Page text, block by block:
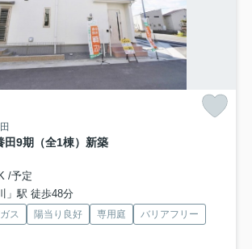
田9期（全1棟）新築
/予定
」駅 徒歩48分
ス 陽当り良好 専用庭
バリアフリー